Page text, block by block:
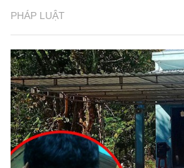
PHÁP LUẬT